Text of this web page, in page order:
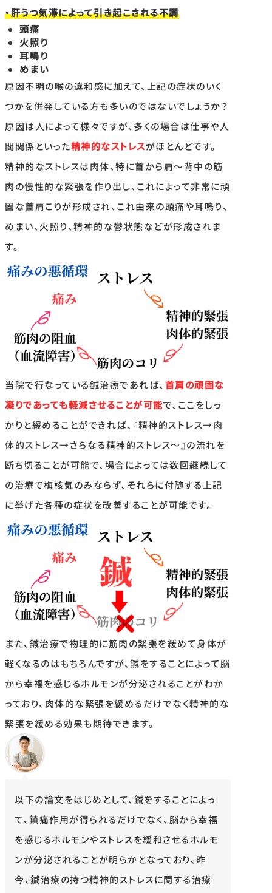
・肝うつ気滞によって引き起こされる不調
頭痛
火照り
耳鳴り
めまい
原因不明の喉の違和感に加えて、上記の症状のいく
つかを併発している方も多いのではないでしょうか？
原因は人によって様々ですが、多くの場合は仕事や人
間関係といった精神的なストレスがほとんどです。
精神的なストレスは肉体、特に首から肩〜背中の筋
肉の慢性的な緊張を作り出し、これによって非常に頑
固な首肩こりが形成され、これ由来の頭痛や耳鳴り、
めまい、火照り、精神的な鬱状態などが形成されま
す。
当院で行なっている鍼治療であれば、 首肩の頑固な
凝りであっても軽減させることが可能で、ここをしっ
かりと緩めることができれば、『精神的ストレス→肉
体的ストレス→さらなる精神的ストレス〜』の流れを
断ち切ることが可能で、場合によっては数回継続して
の治療で梅核気のみならず、それらに付随する上記
に挙げた各種の症状を改善することが可能です。
また、鍼治療で物理的に筋肉の緊張を緩めて身体が
軽くなるのはもちろんですが、鍼をすることによって脳
から幸福を感じるホルモンが分泌されることがわか
っており、肉体的な緊張を緩めるだけでなく精神的な
緊張を緩める効果も期待できます。
以下の論文をはじめとして、鍼をすることによっ
て、鎮痛作用が得られるだけでなく、脳から幸福
を感じるホルモンやストレスを緩和させるホルモ
ンが分泌されることが明らかとなっており、昨
今、鍼治療の持つ精神的ストレスに関する治療